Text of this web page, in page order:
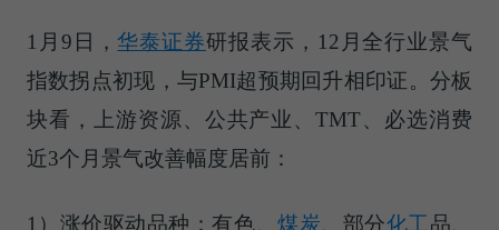
1月9日，华泰证券研报表示，12月全行业景气
指数拐点初现，与PMI超预期回升相印证。分板
块看，上游资源、公共产业、TMT、必选消费
近3个月景气改善幅度居前：
1）涨价驱动品种：有色、煤炭、部分化工品、